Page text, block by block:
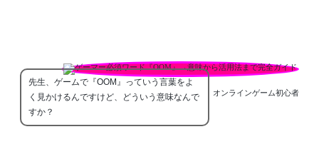
オンラインゲーム初心者
先生、ゲームで『OOM』っていう言葉をよ
く見かけるんですけど、どういう意味なんで
すか？